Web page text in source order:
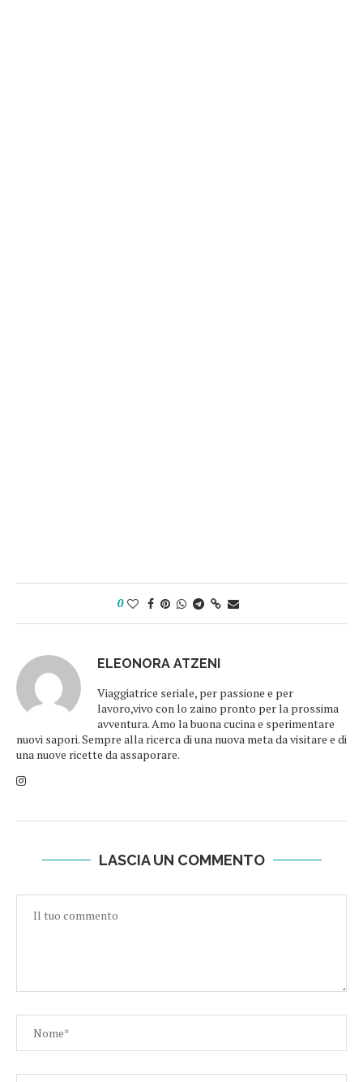
0
ELEONORA ATZENI
Viaggiatrice seriale, per passione e per
lavoro,vivo con lo zaino pronto per la prossima
avventura. Amo la buona cucina e sperimentare
nuovi sapori. Sempre alla ricerca di una nuova meta da visitare e di
una nuove ricette da assaporare.
LASCIA UN COMMENTO